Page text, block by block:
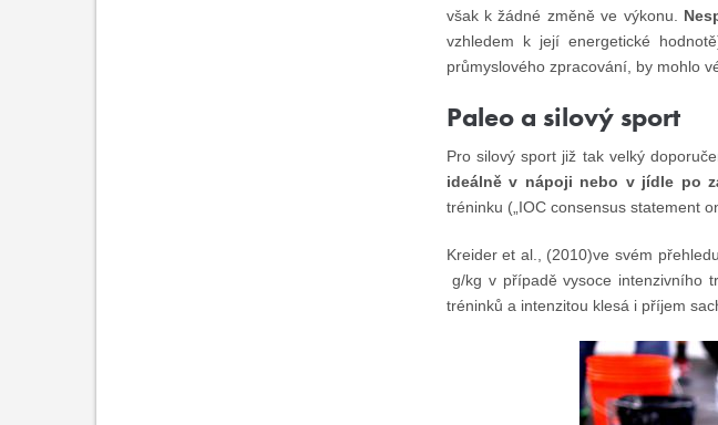
však k žádné změně ve výkonu.
vzhledem k její energetické
průmyslového zpracování, by mohlo
Paleo a silový sport
Pro silový sport již tak velký
ideálně v nápoji nebo v jídle po
tréninku („IOC consensus statement
Kreider et al., (2010)ve svém
g/kg v případě vysoce intenzivního
tréninků a intenzitou klesá i příjem